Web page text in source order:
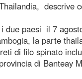
descrive
due paesi il 7
la parte
di filo spinato
di Banteay